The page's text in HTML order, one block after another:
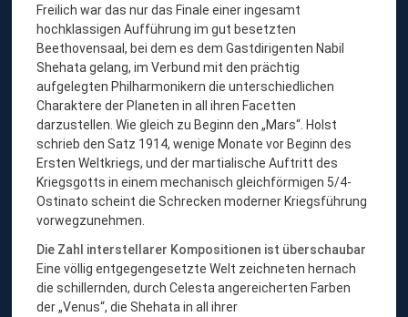
Freilich war das nur das Finale einer ingesamt
hochklassigen Aufführung im gut besetzten
Beethovensaal, bei dem es dem Gastdirigenten Nabil
Shehata gelang, im Verbund mit den prächtig
aufgelegten Philharmonikern die unterschiedlichen
Charaktere der Planeten in all ihren Facetten
darzustellen. Wie gleich zu Beginn den „Mars“. Holst
schrieb den Satz 1914, wenige Monate vor Beginn des
Ersten Weltkriegs, und der martialische Auftritt des
Kriegsgotts in einem mechanisch gleichförmigen 5/4-
Ostinato scheint die Schrecken moderner Kriegsführung
vorwegzunehmen.
Die Zahl interstellarer Kompositionen ist überschaubar
Eine völlig entgegengesetzte Welt zeichneten hernach
die schillernden, durch Celesta angereicherten Farben
der „Venus“, die Shehata in all ihrer